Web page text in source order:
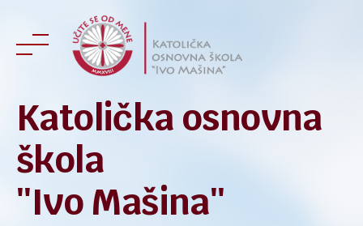
content
Katolička osnovna
škola
''Ivo Mašina''